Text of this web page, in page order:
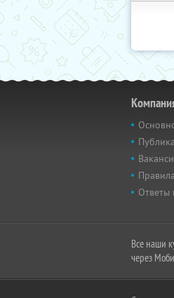
Ответы
Все наши
через